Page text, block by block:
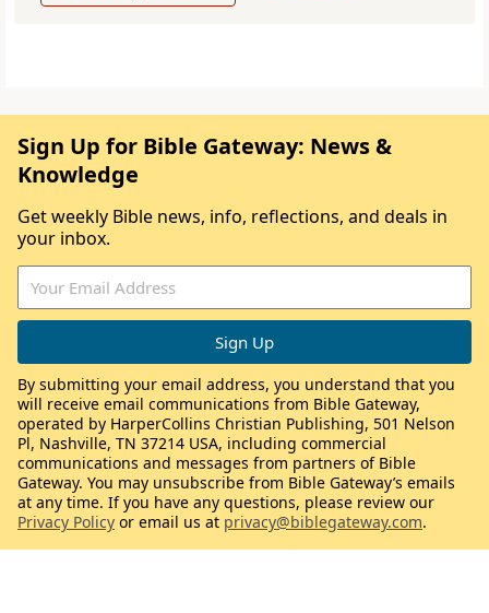
Sign Up for Bible Gateway: News &
Knowledge
Get weekly Bible news, info, reflections, and deals in
your inbox.
By submitting your email address, you understand that you
will receive email communications from Bible Gateway,
operated by HarperCollins Christian Publishing, 501 Nelson
Pl, Nashville, TN 37214 USA, including commercial
communications and messages from partners of Bible
Gateway. You may unsubscribe from Bible Gateway’s emails
at any time. If you have any questions, please review our
Privacy Policy or email us at privacy@biblegateway.com.